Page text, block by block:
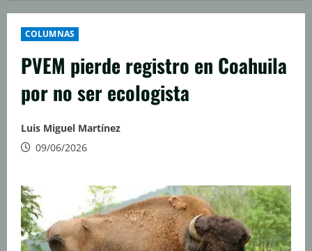
COLUMNAS
PVEM pierde registro en Coahuila
por no ser ecologista
Luis Miguel Martínez
09/06/2026